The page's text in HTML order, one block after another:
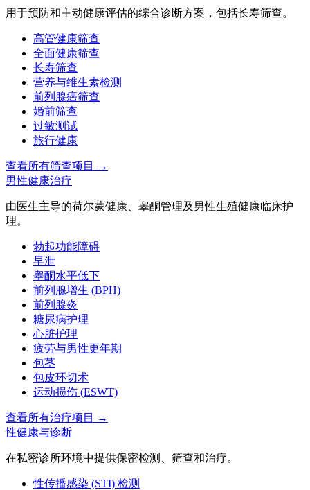
用于预防和主动健康评估的综合诊断方案，包括长寿筛查。
高管健康筛查
全面健康筛查
长寿筛查
营养与维生素检测
前列腺癌筛查
婚前筛查
过敏测试
旅行健康
查看所有筛查项目
→
男性健康治疗
由医生主导的荷尔蒙健康、睾酮管理及男性生殖健康临床护
理。
勃起功能障碍
早泄
睾酮水平低下
前列腺增生 (BPH)
前列腺炎
糖尿病护理
心脏护理
疲劳与男性更年期
包茎
包皮环切术
运动损伤 (ESWT)
查看所有治疗项目
→
性健康与诊断
在私密诊所环境中提供保密检测、筛查和治疗。
性传播感染 (STI) 检测